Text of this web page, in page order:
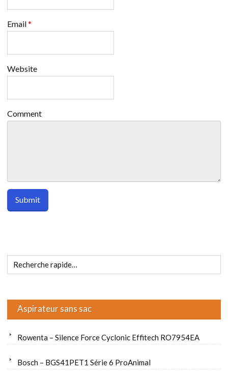
Email*
Website
Comment
Aspirateur sans sac
Rowenta – Silence Force Cyclonic Effitech RO7954EA
Bosch – BGS41PET1 Série 6 ProAnimal